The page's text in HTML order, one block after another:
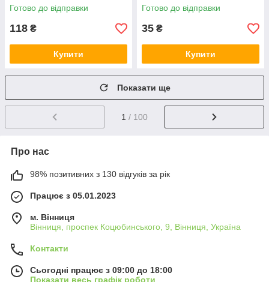
Готово до відправки
118 ₴
Купити
Готово до відправки
35 ₴
Купити
Показати ще
1 / 100
Про нас
98% позитивних з 130 відгуків за рік
Працює з 05.01.2023
м. Вінниця
Вінниця, проспек Коцюбинського, 9, Вінниця, Україна
Контакти
Сьогодні працює з 09:00 до 18:00
Показати весь графік роботи